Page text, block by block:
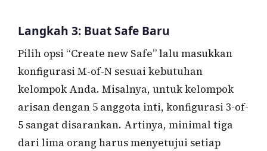
Langkah 3: Buat Safe Baru
Pilih opsi “Create new Safe” lalu masukkan
konfigurasi M-of-N sesuai kebutuhan
kelompok Anda. Misalnya, untuk kelompok
arisan dengan 5 anggota inti, konfigurasi 3-of-
5 sangat disarankan. Artinya, minimal tiga
dari lima orang harus menyetujui setiap